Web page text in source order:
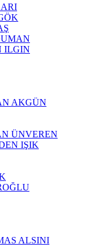
ARI
ILGIN
AKGÜN
ÜNVEREN
IŞIK
ALSINI